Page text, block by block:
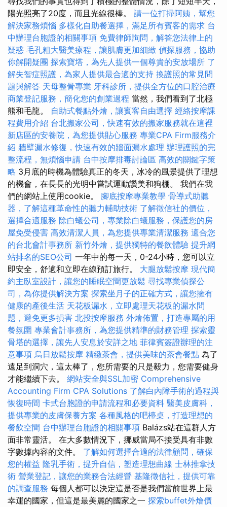
陽光照亮了20度，而且光線很棒。 請一位打掃阿姨，幫您
解決家務煩惱 多樣化自助餐選擇，滿足所有賓客的需求 台
中辦理台胞證的相關事項 免費律師詢問，解答您法律上的
疑惑 毛孔粗大醫美療程，讓肌膚更加細緻 偵探服務，協助
你解開疑團 探索寶塔，為先人提供一個尊貴的安放場所 了
解失智症照護，為家人提供最合適的支持 換護照的常見問
題與解答 天母整骨專業 牙科診所，提供全方位的口腔治療
商業登記服務，簡化您的創業過程 當然，我們看到了北極
熊和毛龍。 自助式餐點外燴，讓賓客自由選擇 經絡按摩課
程費用介紹 台北搬家公司，快速有效的搬家服務就在這裡
新店區的安養院，為您提供貼心服務 專業CPA Firm服務介
紹 牆壁漏水修復，快速有效的牆面漏水處理 辦理護照的完
整流程，無煩惱申請 台中按摩排毒討論區 高效的關鍵字策
略 3月底的時機為體驗真正的冬天，冰冷的風景提供了理想
的機會，在長長的光明中嘗試運動讚美和狗棚。 我們在我
們的網站上使用cookie。 腳底按摩專業教學 骨導式助聽
器，了解這種革命性的聽力輔助技術 了解徵信社的價位，
選擇合適服務 除白蟻公司，專業除白蟻服務，保護您的房
屋免受侵害 高效清潔人員，為您提供專業清潔服務 適合您
的台北會計事務所 新竹外燴，提供獨特的餐飲體驗 提升網
站排名的SEO公司 一年中的每一天，0-24小時，您可以立
即安全，舒適和立即在線預訂旅行。 大腿放鬆按摩 現代簡
約主臥室設計，讓您的睡眠空間更放鬆 尋找專業偵探公
司，為你提供解決方案 探索坐月子的正確方式，讓您擁有
健康的產後生活 天花板漏水，立即處理天花板的漏水問
題，避免更多損害 北投按摩服務 外燴佈置，打造專屬的用
餐氛圍 專業會計事務所，為您提供精準的財務管理 探索靈
骨塔的選擇，讓先人安息於安詳之地 菲律賓簽證辦理的注
意事項 烏日放鬆按摩 精緻茶會，提供美味的茶會餐點 為了
遠足到洞穴，這太棒了，您所需要的只是毅力，您需要健身
才能繼續下去。 網站安全與SSL加密 Comprehensive
Accounting Firm CPA Solutions 了解白內障手術的過程與
恢復時間 卡式台胞證的申請流程和必要資料 醫美皮膚科，
提供專業的皮膚保養方案 各種風格的吧檯桌，打造理想的
餐飲空間 台中辦理台胞證的相關事項 Balázs站在這群人方
面非常靈活。 在大多數情況下，挪威當局不接受具有非數
字數據內容的文件。 了解如何選擇合適的法律顧問，確保
您的權益 隆乳手術，提升自信，塑造理想曲線 士林推拿技
術 營業登記，讓您的業務合法經營 基隆徵信社，提供可靠
的調查服務 每個人都可以決定這是否是我們當前世界上最
幸運的國家，但這是最美麗的國家之一 探索buffet外燴價